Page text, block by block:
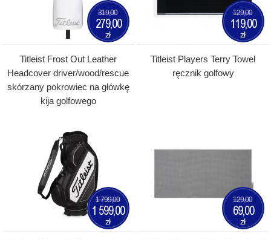
Titleist Frost Out Leather
Headcover driver/wood/rescue
skórzany pokrowiec na główkę
kija golfowego
319,00
279,00
zł
Titleist Players Terry Towel
ręcznik golfowy
129,00
119,00
zł
1 799,00
1 599,00
zł
129,00
69,00
zł